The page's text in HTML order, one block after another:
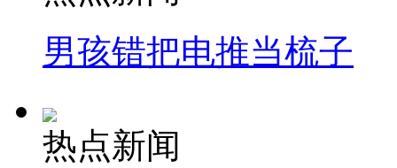
男孩错把电推当梳子
热点新闻